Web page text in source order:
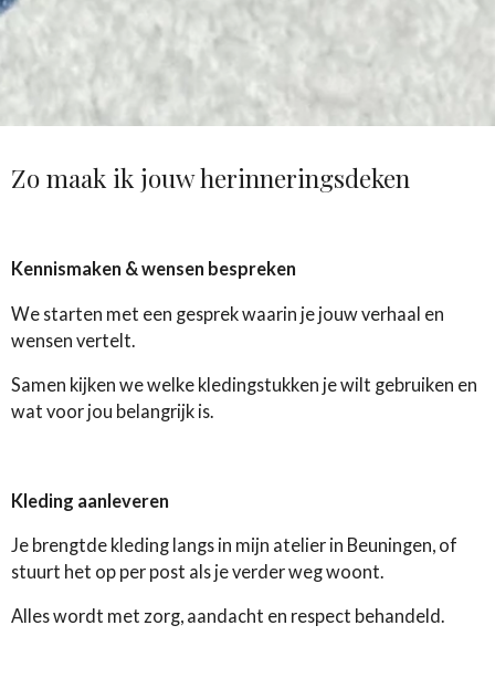
Zo maak ik jouw herinneringsdeken
Kennismaken & wensen bespreken
We starten met een gesprek waarin je jouw verhaal en
wensen vertelt.
Samen kijken we welke kledingstukken je wilt gebruiken en
wat voor jou belangrijk is.
Kleding aanleveren
Je brengtde kleding langs in mijn atelier in Beuningen, of
stuurt het op per post als je verder weg woont.
Alles wordt met zorg, aandacht en respect behandeld.